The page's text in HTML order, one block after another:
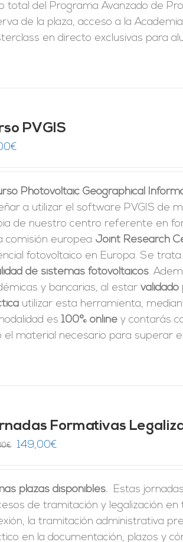
total del Programa Avanzado de
de la plaza, acceso a la
en directo exclusivas para
PVGIS
€
Photovoltaic Geographical
a utilizar el software PVGIS de
de nuestro centro referente en
comisión europea Joint Research
fotovoltaico en Europa. Se
de sistemas fotovoltaicos.
y bancarias, al estarvalidado
utilizar esta herramienta,
es100% online y contarás
el material necesario para superar
Formativas
€
El
era:
246,00€.
149,00€
es:
149,00€.
plazas disponibles. Estas
de tramitación y legalización
la tramitación administrativa
en la documentación, plazos y